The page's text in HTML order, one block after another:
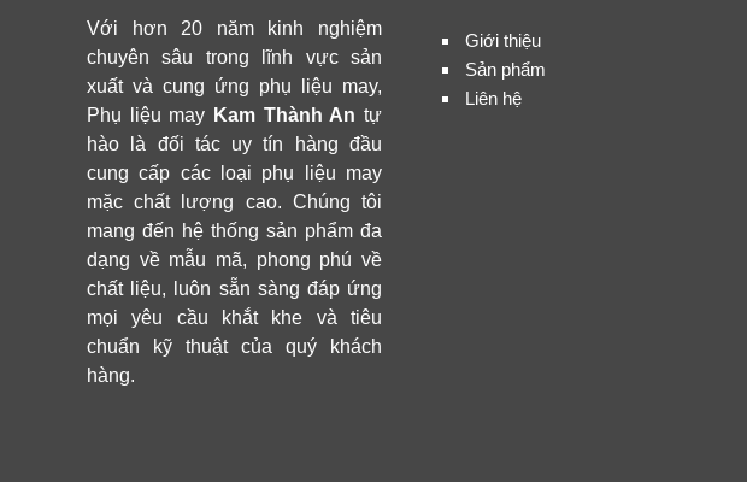
Với hơn 20 năm kinh nghiệm
chuyên sâu trong lĩnh vực sản
xuất và cung ứng phụ liệu may,
Phụ liệu may Kam Thành An tự
hào là đối tác uy tín hàng đầu
cung cấp các loại phụ liệu may
mặc chất lượng cao. Chúng tôi
mang đến hệ thống sản phẩm đa
dạng về mẫu mã, phong phú về
chất liệu, luôn sẵn sàng đáp ứng
mọi yêu cầu khắt khe và tiêu
chuẩn kỹ thuật của quý khách
hàng.
Giới thiệu
Sản phẩm
Liên hệ